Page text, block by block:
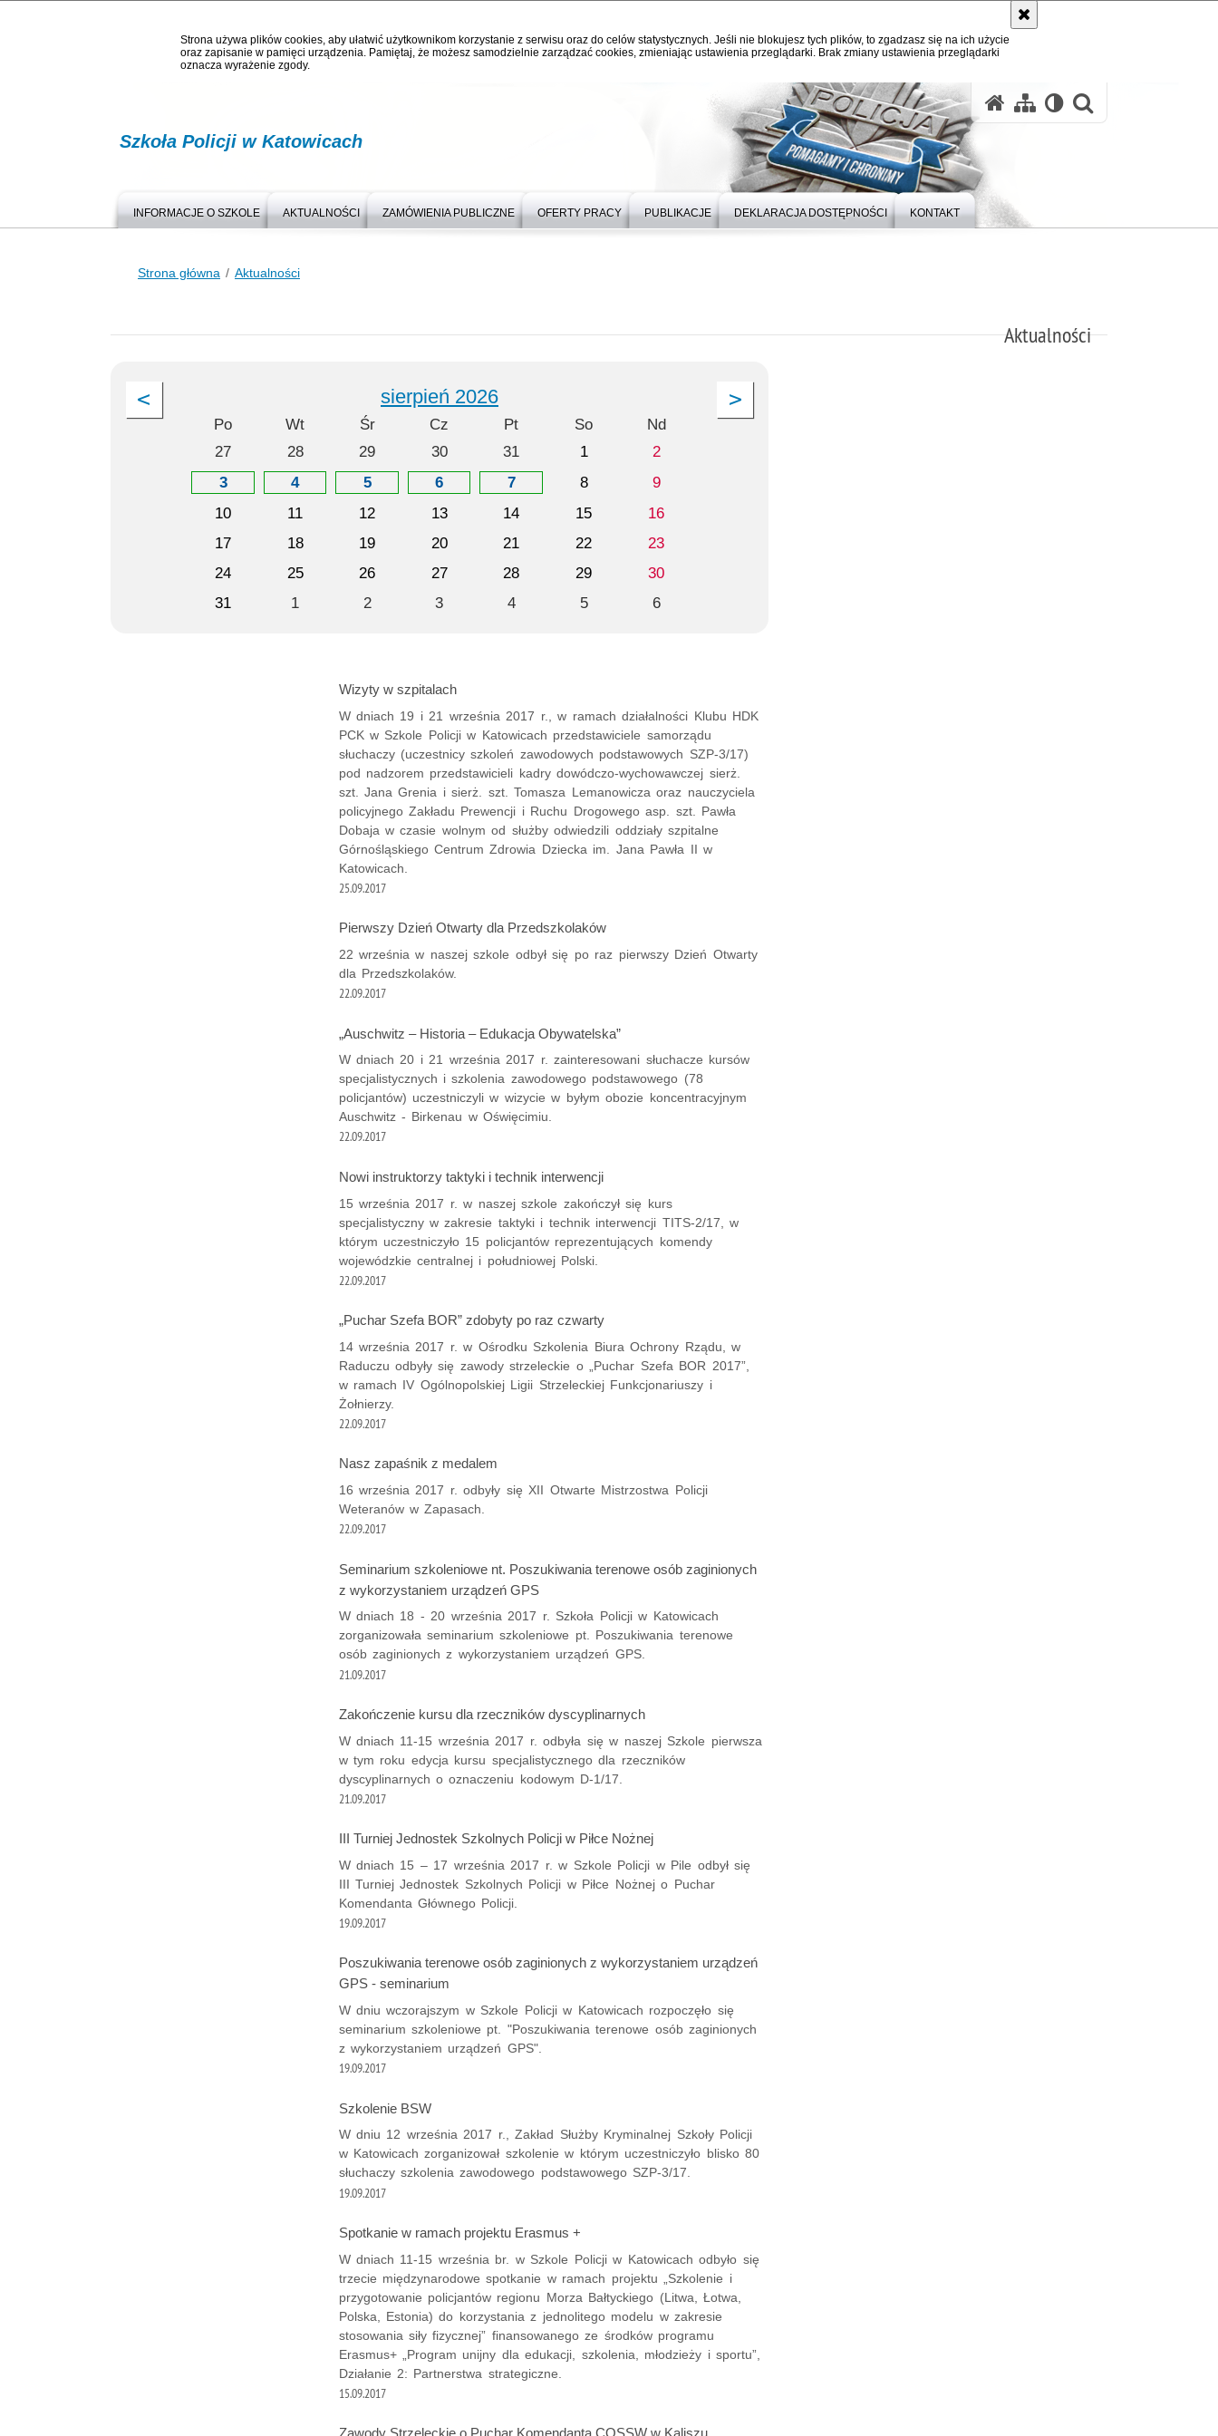
Strona używa plików cookies, aby ułatwić użytkownikom korzystanie z serwisu oraz do celów statystycznych. Jeśli nie blokujesz tych plików, to zgadzasz się na ich użycie
oraz zapisanie w pamięci urządzenia. Pamiętaj, że możesz samodzielnie zarządzać cookies, zmieniając ustawienia przeglądarki. Brak zmiany ustawienia przeglądarki
oznacza wyrażenie zgody.
Szkoła Policji w Katowicach
INFORMACJE O SZKOLE AKTUALNOŚCI ZAMÓWIENIA PUBLICZNE OFERTY PRACY PUBLIKACJE DEKLARACJA DOSTĘPNOŚCI KONTAKT
Strona główna Aktualności
Aktualności
sierpień 2026
Po Wt Śr Cz Pt So
Nd
27
28 29 30 31 1
2
3
4 5 6 7 8
9
10
11 12 13 14 15
16
17
18 19 20 21 22
23
24
25 26 27 28 29
30
31
1 2 3 4 5 6
Wizyty w szpitalach
W dniach 19 i 21 września 2017 r., w ramach działalności Klubu HDK
PCK w Szkole Policji w Katowicach przedstawiciele samorządu
słuchaczy (uczestnicy szkoleń zawodowych podstawowych SZP-3/17)
pod nadzorem przedstawicieli kadry dowódczo-wychowawczej sierż.
szt. Jana Grenia i sierż. szt. Tomasza Lemanowicza oraz nauczyciela
policyjnego Zakładu Prewencji i Ruchu Drogowego asp. szt. Pawła
Dobaja w czasie wolnym od służby odwiedzili oddziały szpitalne
Górnośląskiego Centrum Zdrowia Dziecka im. Jana Pawła II w
Katowicach.
25.09.2017
Pierwszy Dzień Otwarty dla Przedszkolaków
22 września w naszej szkole odbył się po raz pierwszy Dzień Otwarty
dla Przedszkolaków.
22.09.2017
„Auschwitz – Historia – Edukacja Obywatelska”
W dniach 20 i 21 września 2017 r. zainteresowani słuchacze kursów
specjalistycznych i szkolenia zawodowego podstawowego (78
policjantów) uczestniczyli w wizycie w byłym obozie koncentracyjnym
Auschwitz - Birkenau w Oświęcimiu.
22.09.2017
Nowi instruktorzy taktyki i technik interwencji
15 września 2017 r. w naszej szkole zakończył się kurs
specjalistyczny w zakresie taktyki i technik interwencji TITS-2/17, w
którym uczestniczyło 15 policjantów reprezentujących komendy
wojewódzkie centralnej i południowej Polski.
22.09.2017
„Puchar Szefa BOR” zdobyty po raz czwarty
14 września 2017 r. w Ośrodku Szkolenia Biura Ochrony Rządu, w
Raduczu odbyły się zawody strzeleckie o „Puchar Szefa BOR 2017”,
w ramach IV Ogólnopolskiej Ligii Strzeleckiej Funkcjonariuszy i
Żołnierzy.
22.09.2017
Nasz zapaśnik z medalem
16 września 2017 r. odbyły się XII Otwarte Mistrzostwa Policji
Weteranów w Zapasach.
22.09.2017
Seminarium szkoleniowe nt. Poszukiwania terenowe osób zaginionych
z wykorzystaniem urządzeń GPS
W dniach 18 - 20 września 2017 r. Szkoła Policji w Katowicach
zorganizowała seminarium szkoleniowe pt. Poszukiwania terenowe
osób zaginionych z wykorzystaniem urządzeń GPS.
21.09.2017
Zakończenie kursu dla rzeczników dyscyplinarnych
W dniach 11-15 września 2017 r. odbyła się w naszej Szkole pierwsza
w tym roku edycja kursu specjalistycznego dla rzeczników
dyscyplinarnych o oznaczeniu kodowym D-1/17.
21.09.2017
III Turniej Jednostek Szkolnych Policji w Piłce Nożnej
W dniach 15 – 17 września 2017 r. w Szkole Policji w Pile odbył się
III Turniej Jednostek Szkolnych Policji w Piłce Nożnej o Puchar
Komendanta Głównego Policji.
19.09.2017
Poszukiwania terenowe osób zaginionych z wykorzystaniem urządzeń
GPS - seminarium
W dniu wczorajszym w Szkole Policji w Katowicach rozpoczęło się
seminarium szkoleniowe pt. "Poszukiwania terenowe osób zaginionych
z wykorzystaniem urządzeń GPS".
19.09.2017
Szkolenie BSW
W dniu 12 września 2017 r., Zakład Służby Kryminalnej Szkoły Policji
w Katowicach zorganizował szkolenie w którym uczestniczyło blisko 80
słuchaczy szkolenia zawodowego podstawowego SZP-3/17.
19.09.2017
Spotkanie w ramach projektu Erasmus +
W dniach 11-15 września br. w Szkole Policji w Katowicach odbyło się
trzecie międzynarodowe spotkanie w ramach projektu „Szkolenie i
przygotowanie policjantów regionu Morza Bałtyckiego (Litwa, Łotwa,
Polska, Estonia) do korzystania z jednolitego modelu w zakresie
stosowania siły fizycznej” finansowanego ze środków programu
Erasmus+ „Program unijny dla edukacji, szkolenia, młodzieży i sportu”,
Działanie 2: Partnerstwa strategiczne.
15.09.2017